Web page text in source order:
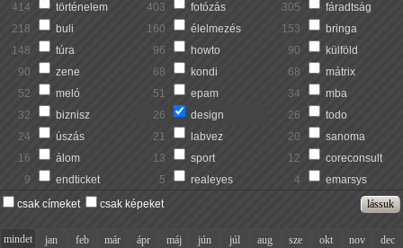
414
történelem 403 fotózás 305
fáradtság
218
buli 160 élelmezés 153
bringa
148
túra 96 howto 90
külföld
90
zene 68 kondi 68
mátrix
52
meló 51 epam 34
mba
32
biznisz 26 design 26
todo
24
úszás 21 labvez 20
sanoma
16
álom 13 sport 12
coreconsult
9
endticket 5 realeyes 4
emarsys
csak címeket
csak képeket
mindet jan feb már ápr máj jún júl aug sze okt nov
dec